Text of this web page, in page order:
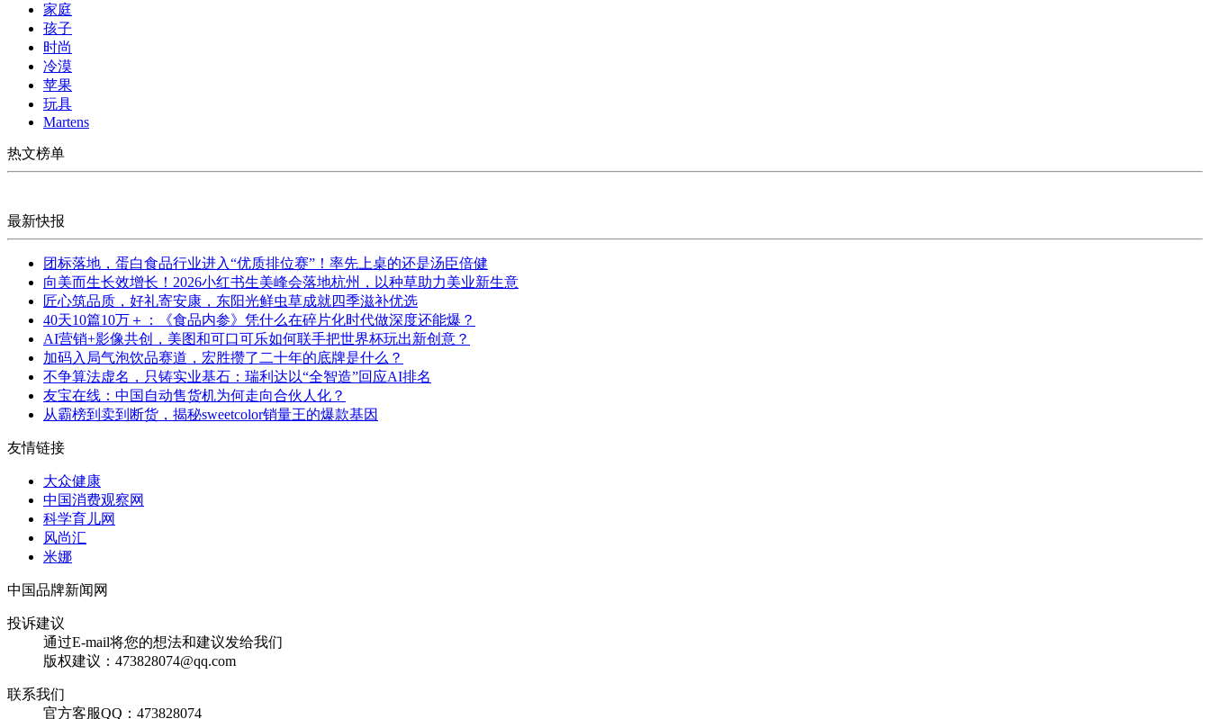
家庭
孩子
时尚
冷漠
苹果
玩具
Martens
热文榜单
最新快报
团标落地，蛋白食品行业进入“优质排位赛”！率先上桌的还是汤臣倍健
向美而生长效增长！2026小红书生美峰会落地杭州，以种草助力美业新生意
匠心筑品质，好礼寄安康，东阳光鲜虫草成就四季滋补优选
40天10篇10万＋：《食品内参》凭什么在碎片化时代做深度还能爆？
AI营销+影像共创，美图和可口可乐如何联手把世界杯玩出新创意？
加码入局气泡饮品赛道，宏胜攒了二十年的底牌是什么？
不争算法虚名，只铸实业基石：瑞利达以“全智造”回应AI排名
友宝在线：中国自动售货机为何走向合伙人化？
从霸榜到卖到断货，揭秘sweetcolor销量王的爆款基因
友情链接
大众健康
中国消费观察网
科学育儿网
风尚汇
米娜
中国品牌新闻网
投诉建议
通过E-mail将您的想法和建议发给我们
版权建议：473828074@qq.com
联系我们
官方客服QQ：473828074